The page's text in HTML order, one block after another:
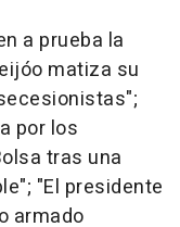
a prueba la
matiza su
por los
tras una
"El presidente
armado